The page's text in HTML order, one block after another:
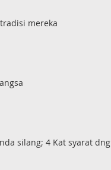
mereka
silang; 4 Kat syarat dng